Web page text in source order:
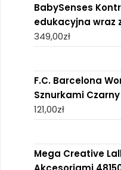
BabySenses
edukacyjna wraz
349,00zł
F.C. Barcelona
Sznurkami Czarny
121,00zł
Mega Creative